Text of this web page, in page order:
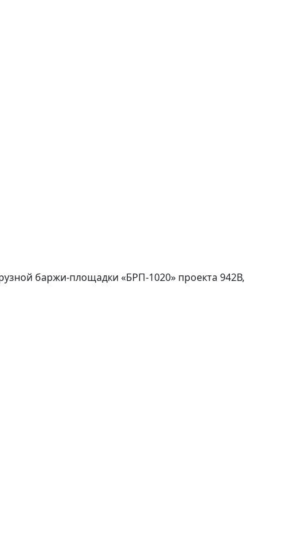
баржи-площадки «БРП-1020» проекта 942В,